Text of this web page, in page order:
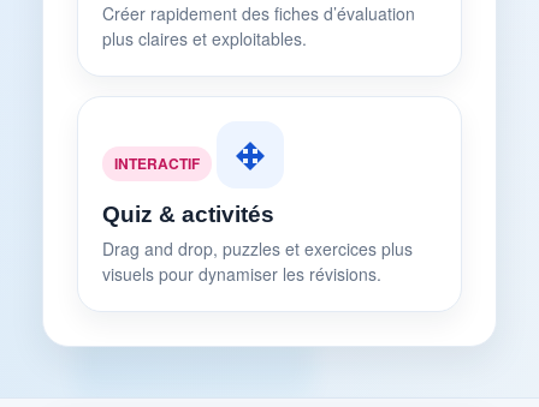
Créer rapidement des fiches d’évaluation
plus claires et exploitables.
INTERACTIF
Quiz & activités
Drag and drop, puzzles et exercices plus
visuels pour dynamiser les révisions.